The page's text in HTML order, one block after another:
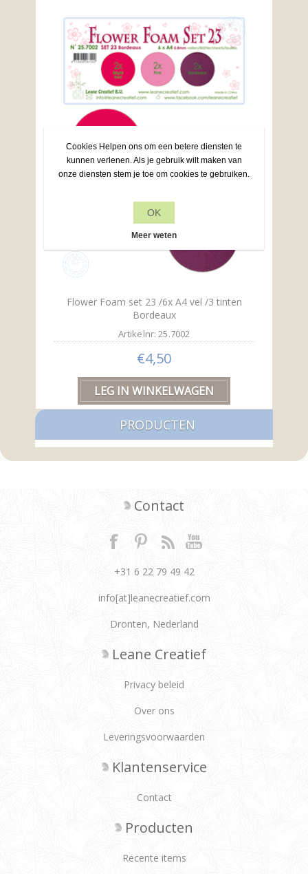
Flower Foam set 23 /6x A4 vel /3 tinten
Bordeaux
Artikelnr: 25.7002
€4,50
PRODUCTEN
Contact
+31 6 22 79 49 42
info[at]leanecreatief.com
Dronten, Nederland
Leane Creatief
Privacy beleid
Over ons
Leveringsvoorwaarden
Klantenservice
Contact
Producten
Recente items
Cookies Helpen ons om een betere diensten te
kunnen verlenen. Als je gebruik wilt maken van
onze diensten stem je toe om cookies te gebruiken.
OK
Meer weten